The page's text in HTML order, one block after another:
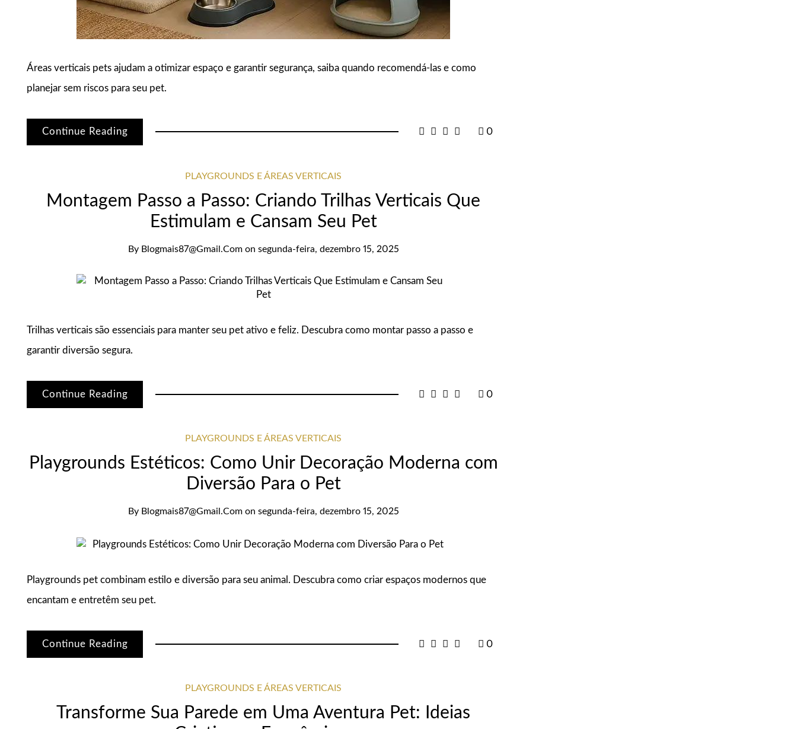
Áreas verticais pets ajudam a otimizar espaço e garantir segurança, saiba quando recomendá-las e como
planejar sem riscos para seu pet.
Continue Reading 0
PLAYGROUNDS E ÁREAS VERTICAIS
Montagem Passo a Passo: Criando Trilhas Verticais Que
Estimulam e Cansam Seu Pet
By Blogmais87@gmail.com on segunda-feira, dezembro 15, 2025
Trilhas verticais são essenciais para manter seu pet ativo e feliz. Descubra como montar passo a passo e
garantir diversão segura.
Continue Reading 0
PLAYGROUNDS E ÁREAS VERTICAIS
Playgrounds Estéticos: Como Unir Decoração Moderna com
Diversão Para o Pet
By Blogmais87@gmail.com on segunda-feira, dezembro 15, 2025
Playgrounds pet combinam estilo e diversão para seu animal. Descubra como criar espaços modernos que
encantam e entretêm seu pet.
Continue Reading 0
PLAYGROUNDS E ÁREAS VERTICAIS
Transforme Sua Parede em Uma Aventura Pet: Ideias